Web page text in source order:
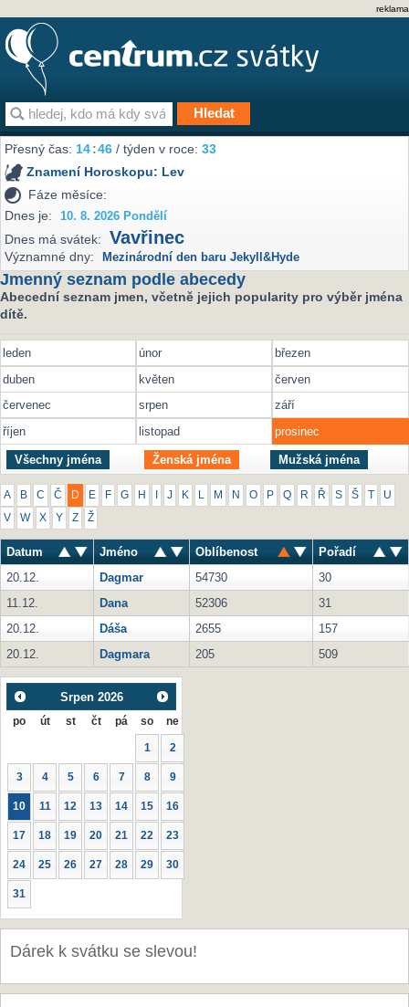
reklama
Přesný čas:14:46 / týden v roce:33
Znamení Horoskopu: Lev
Fáze měsíce:
Dnes je:
10. 8. 2026 Pondělí
Dnes má svátek: Vavřinec
Významné dny: Mezinárodní den baru Jekyll&Hyde
Jmenný seznam podle abecedy
Abecední seznam jmen, včetně jejich popularity pro výběr jména
dítě.
leden únor
březen
duben
květen
červen
červenec
srpen
září
říjen
listopad prosinec
Všechny jména Ženská jména Mužská jména
A B C Č D E F G H J K M N O P Q R Ř S Š U
V W X Y Z Ž
Datum Jméno Oblíbenost
Pořadí
20.12.
Dagmar 54730
30
11.12.
Dana 52306
31
20.12.
Dáša 2655
157
20.12.
Dagmara 205 509
Srpen 2026
po út st čt pá so ne
1 2
3 4 5 6 7 8 9
10 11 12 13 14 15 16
17 18 19 20 21 22 23
24 25 26 27 28 29 30
31
Dárek k svátku se slevou!